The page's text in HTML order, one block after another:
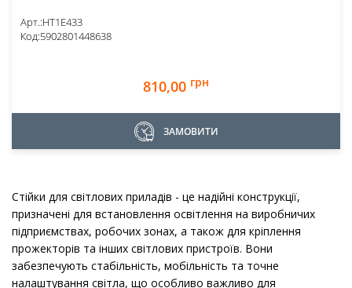
Арт.:HT1E433
Код:5902801448638
810,00 грн
ЗАМОВИТИ
Стійки для світлових приладів - це надійні конструкції,
призначені для встановлення освітлення на виробничих
підприємствах, робочих зонах, а також для кріплення
прожекторів та інших світлових пристроїв. Вони
забезпечують стабільність, мобільність та точне
налаштування світла, що особливо важливо для